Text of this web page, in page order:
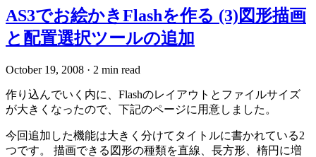
AS3でお絵かきFlashを作る (3)図形描画
と配置選択ツールの追加
October 19, 2008 · 2 min read
作り込んでいく内に、Flashのレイアウトとファイルサイズ
が大きくなったので、下記のページに用意しました。
今回追加した機能は大きく分けてタイトルに書かれている2
つです。 描画できる図形の種類を直線、長方形、楕円に増